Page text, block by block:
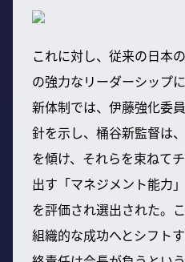
これに対し、従来の日本
の強力なリーダーシップ
新体制では、伊藤強化委
針を示し、桶谷新監督は
を傾け、それらを束ねて
出す「マネジメント能力
を評価され選出された。
組織的な成功へとシフト